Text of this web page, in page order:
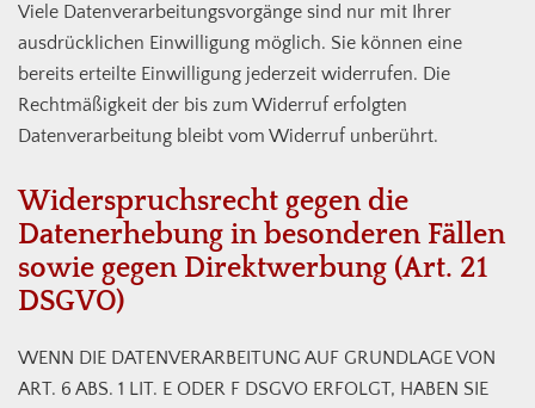
Viele Datenverarbeitungsvorgänge sind nur mit Ihrer
ausdrücklichen Einwilligung möglich. Sie können eine
bereits erteilte Einwilligung jederzeit widerrufen. Die
Rechtmäßigkeit der bis zum Widerruf erfolgten
Datenverarbeitung bleibt vom Widerruf unberührt.
Widerspruchsrecht gegen die
Datenerhebung in besonderen Fällen
sowie gegen Direktwerbung (Art. 21
DSGVO)
WENN DIE DATENVERARBEITUNG AUF GRUNDLAGE VON
ART. 6 ABS. 1 LIT. E ODER F DSGVO ERFOLGT, HABEN SIE